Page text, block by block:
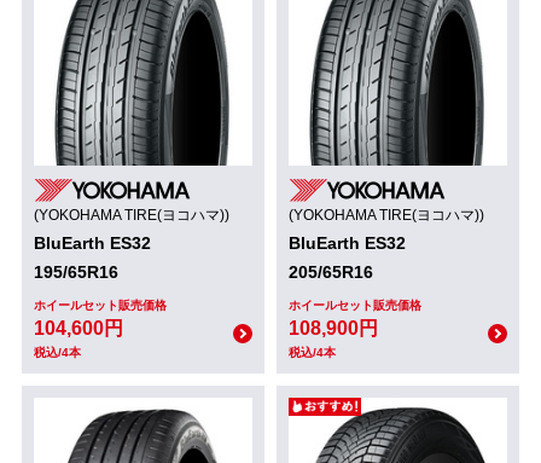
(YOKOHAMA TIRE(ヨコハマ))
BluEarth ES32
195/65R16
ホイールセット販売価格
104,600円
税込/4本
(YOKOHAMA TIRE(ヨコハマ))
BluEarth ES32
205/65R16
ホイールセット販売価格
108,900円
税込/4本